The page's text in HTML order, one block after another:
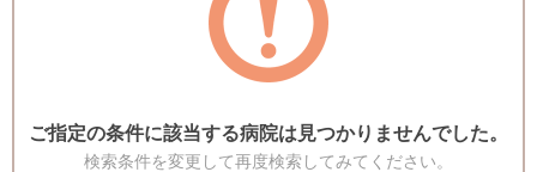
ご指定の条件に該当する病院は見つかりませんでした。
検索条件を変更して再度検索してみてください。